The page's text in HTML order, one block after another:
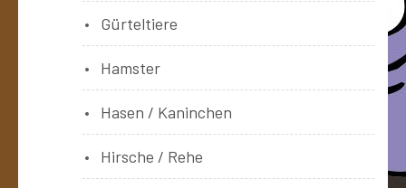
Gürteltiere
Hamster
Hasen / Kaninchen
Hirsche / Rehe